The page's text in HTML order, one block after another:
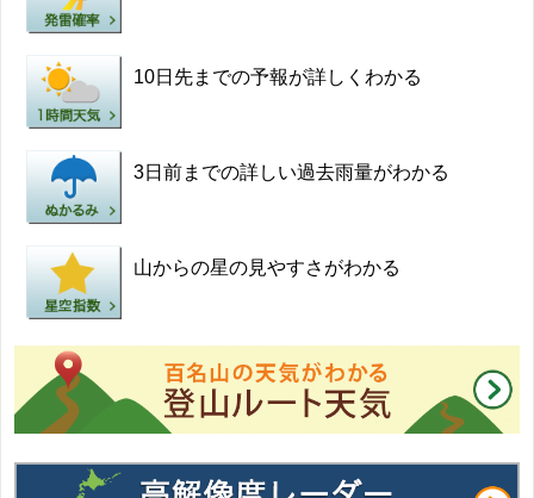
10日先までの予報が詳しくわかる
3日前までの詳しい過去雨量がわかる
山からの星の見やすさがわかる